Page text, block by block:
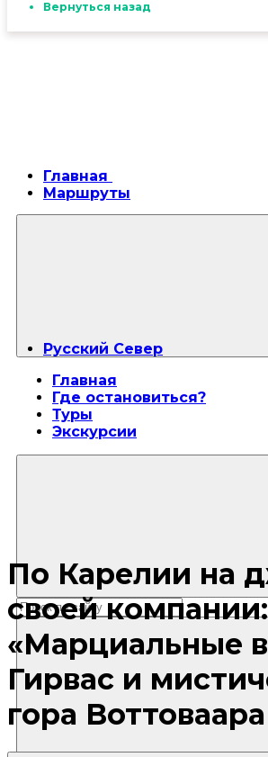
Главная
Где остановиться?
Туры
Экскурсии
Вернуться назад
Главная
Маршруты
Русский Север
По Карелии на
своей компании:
«Марциальные
Гирвас и
гора Воттоваара